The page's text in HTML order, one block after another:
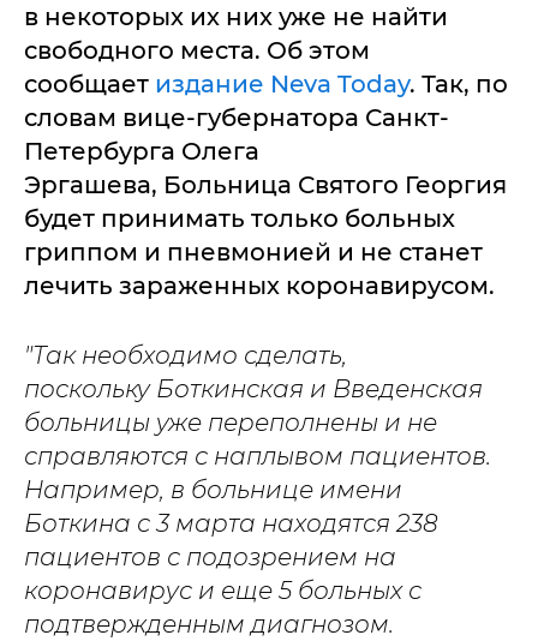
в некоторых их них уже не найти
свободного места. Об этом
сообщает издание Neva Today. Так, по
словам вице-губернатора Санкт-
Петербурга Олега
Эргашева, Больница Святого Георгия
будет принимать только больных
гриппом и пневмонией и не станет
лечить зараженных коронавирусом.
"Так необходимо сделать,
поскольку Боткинская и Введенская
больницы уже переполнены и не
справляются с наплывом пациентов.
Например, в больнице имени
Боткина с 3 марта находятся 238
пациентов с подозрением на
коронавирус и еще 5 больных с
подтвержденным диагнозом.